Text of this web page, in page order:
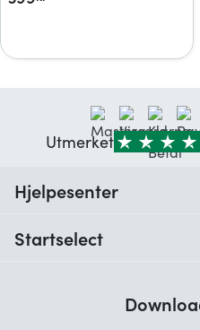
Utmerket
Hjelpesenter
Startselect